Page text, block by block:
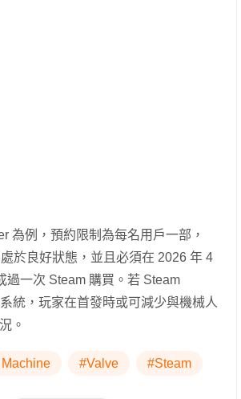
為例，預約限制為每名用戶一部，
於良好狀態，並且必須在 2026 年 4
過一次 Steam 購買。若 Steam
統，玩家在首發時或可減少與機械人
。
#Valve #Steam